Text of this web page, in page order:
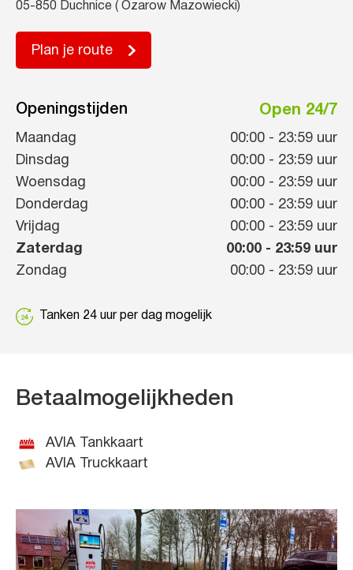
05-850 Duchnice ( Ozarow Mazowiecki)
Plan je route
Openingstijden Open 24/7
Maandag 00:00 - 23:59 uur
Dinsdag
00:00 - 23:59 uur
Woensdag
00:00 - 23:59 uur
Donderdag
00:00 - 23:59 uur
Vrijdag
00:00 - 23:59 uur
Zaterdag
00:00 - 23:59 uur
Zondag
00:00 - 23:59 uur
Tanken 24 uur per dag mogelijk
Betaalmogelijkheden
AVIA Tankkaart
AVIA Truckkaart